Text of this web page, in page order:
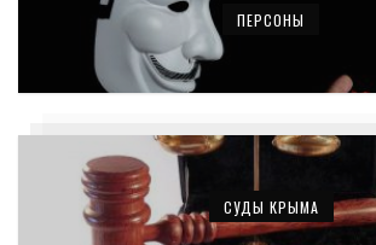
ПЕРСОНЫ
СУДЫ КРЫМА